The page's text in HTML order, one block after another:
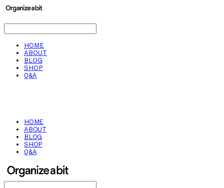
HOME
ABOUT
BLOG
SHOP
Q&A
HOME
ABOUT
BLOG
SHOP
Q&A